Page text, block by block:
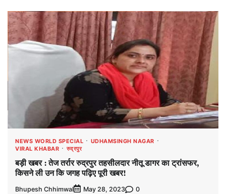
NEWS WORLD SPECIAL
UDHAMSINGH NAGAR
VIRAL KHABAR
रुद्रपुर
बड़ी खबर : तेज तर्रार रुद्रपुर तहसीलदार नीतू डागर का ट्रांसफर,
किसने ली उन कि जगह पढ़िए पूरी खबर!
Bhupesh Chhimwal May 28, 2023 0